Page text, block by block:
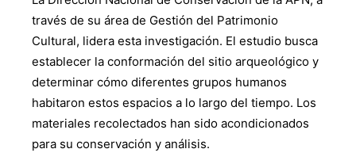
través de su área de Gestión del Patrimonio
Cultural, lidera esta investigación. El estudio busca
establecer la conformación del sitio arqueológico y
determinar cómo diferentes grupos humanos
habitaron estos espacios a lo largo del tiempo. Los
materiales recolectados han sido acondicionados
para su conservación y análisis.